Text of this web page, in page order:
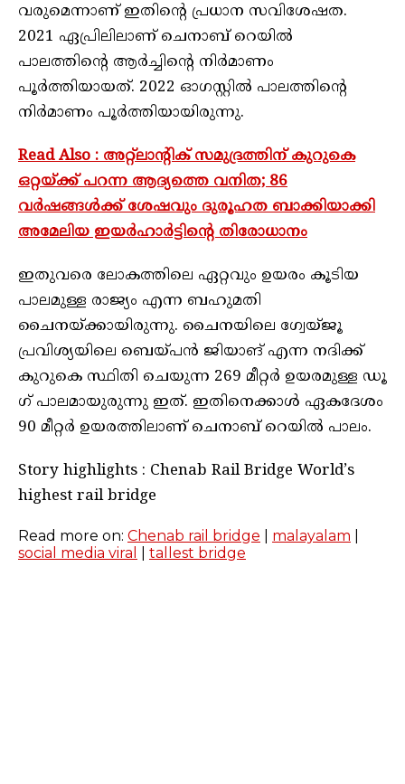
വരുമെന്നാണ് ഇതിന്റെ പ്രധാന സവിശേഷത.
2021 ഏപ്രിലിലാണ് ചെനാബ് റെയില്‍
പാലത്തിന്റെ ആര്‍ച്ചിന്റെ നിര്‍മാണം
പൂര്‍ത്തിയായത്. 2022 ഓഗസ്റ്റില്‍ പാലത്തിന്റെ
നിര്‍മാണം പൂര്‍ത്തിയായിരുന്നു.
Read Also : അറ്റ്ലാൻ്റിക് സമുദ്രത്തിന് കുറുകെ
ഒറ്റയ്ക്ക് പറന്ന ആദ്യത്തെ വനിത; 86
വർഷങ്ങൾക്ക് ശേഷവും ദുരൂഹത ബാക്കിയാക്കി
അമേലിയ ഇയർഹാർട്ടിന്റെ തിരോധാനം
ഇതുവരെ ലോകത്തിലെ ഏറ്റവും ഉയരം കൂടിയ
പാലമുള്ള രാജ്യം എന്ന ബഹുമതി
ചൈനയ്ക്കായിരുന്നു. ചൈനയിലെ ഗ്വേയ്ജൂ
പ്രവിശ്യയിലെ ബെയ്പൻ ജിയാങ് എന്ന നദിക്ക്
കുറുകെ സ്ഥിതി ചെയുന്ന 269 മീറ്റർ ഉയരമുള്ള ഡൂ​
ഗ് പാലമായുരുന്നു ഇത്. ഇതിനെക്കാൾ ഏകദേശം
90 മീറ്റർ ഉയരത്തിലാണ് ചെനാബ് റെയിൽ പാലം.
Story highlights : Chenab Rail Bridge World’s
highest rail bridge
Read more on: Chenab rail bridge malayalam
social media viral
tallest bridge